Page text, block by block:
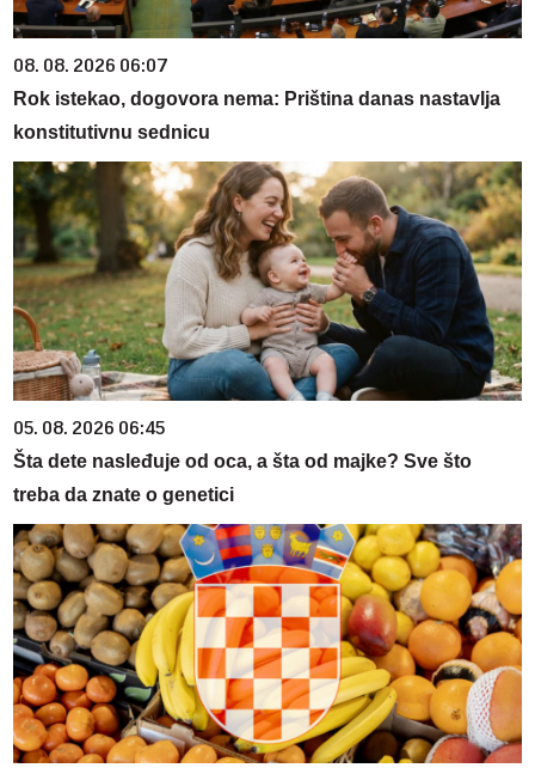
08. 08. 2026 06:07
Rok istekao, dogovora nema: Priština danas nastavlja
konstitutivnu sednicu
05. 08. 2026 06:45
Šta dete nasleđuje od oca, a šta od majke? Sve što
treba da znate o genetici